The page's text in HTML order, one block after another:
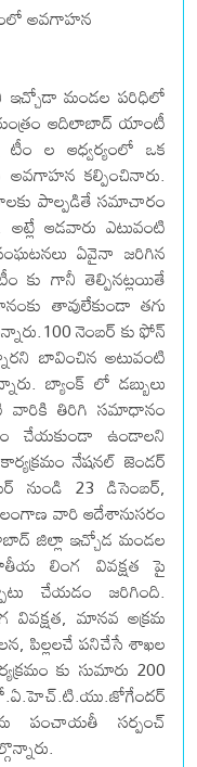
అవగాహన
ఇచ్చోడా మండల పరిధిలో
ఆదిలాబాద్ యాంటీ
ల ఆధ్వర్యంలో ఒక
అవగాహన కల్పించినారు.
పాల్పడితే సమాచారం
ఆడవారు ఎటువంటి
ఏవైనా జరిగిన
కు గానీ తెల్పినట్లయితే
తావులేకుండా తగు
నెంబర్ కు ఫోన్
బావించిన అటువంటి
బ్యాంక్ లో డబ్బులు
వారికి తిరిగి సమాధానం
చేయకుండా ఉండాలని
నేషనల్ జెండర్
నుండి 23 డిసెంబర్,
వారి ఆదేశానుసరం
జిల్లా ఇచ్చోడ మండల
లింగ వివక్షత పై
చేయడం జరిగింది.
వివక్షత, మానవ అక్రమ
పిల్లలచే పనిచేసే శాఖల
కు సుమారు 200
పంచాయతీ సర్పంచ్